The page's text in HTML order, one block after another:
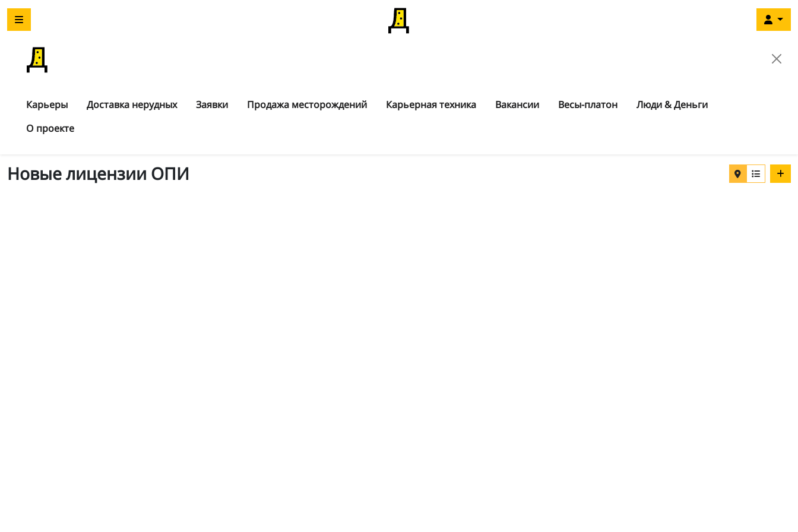
Карьеры Доставка нерудных Заявки Продажа месторождений Карьерная техника Вакансии Весы-платон
Люди & Деньги
О проекте
Новые лицензии ОПИ